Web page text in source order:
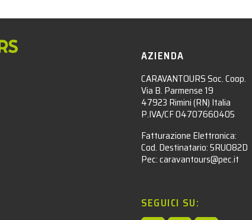
AZIENDA
CARAVANTOURS Soc. Coop.
Via B. Parmense 19
47923 Rimini (RN) Italia
P.IVA/CF 04707660405
Fatturazione Elettronica:
Cod. Destinatario: 5RUO82D
Pec: caravantours@pec.it
SEGUICI SU: